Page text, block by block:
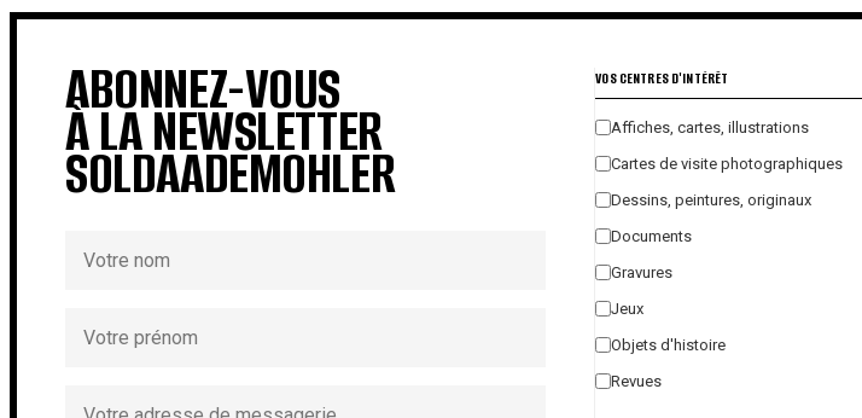
ABONNEZ-VOUS
À LA NEWSLETTER
SOLDAADEMOHLER
VOS CENTRES D'INTÉRÊT
Affiches, cartes, illustrations
Cartes de visite photographiques
Dessins, peintures, originaux
Documents
Gravures
Jeux
Objets d'histoire
Revues